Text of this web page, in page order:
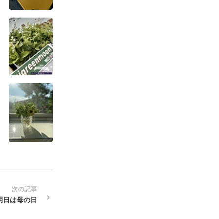
次の記事
日は母の日